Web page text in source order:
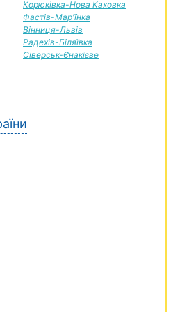
Корюківка-Нова Каховка
Фастів-Мар'їнка
Вінниця-Львів
Радехів-Біляївка
Сіверськ-Єнакієве